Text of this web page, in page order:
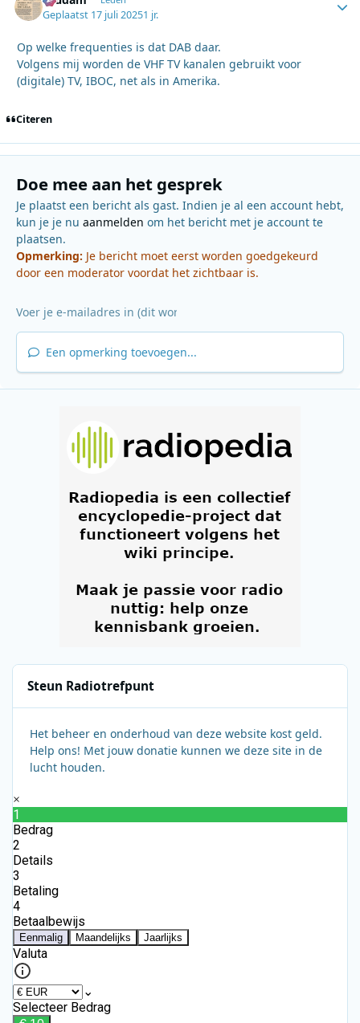
Geplaatst 17 juli 20251 jr.
Op welke frequenties is dat DAB daar.
Volgens mij worden de VHF TV kanalen gebruikt voor
(digitale) TV, IBOC, net als in Amerika.
Citeren
Doe mee aan het gesprek
Je plaatst een bericht als gast. Indien je al een account hebt,
kun je je nu aanmelden om het bericht met je account te
plaatsen.
Opmerking: Je bericht moet eerst worden goedgekeurd
door een moderator voordat het zichtbaar is.
Een opmerking toevoegen...
Steun Radiotrefpunt
Het beheer en onderhoud van deze website kost geld.
Help ons! Met jouw donatie kunnen we deze site in de
lucht houden.